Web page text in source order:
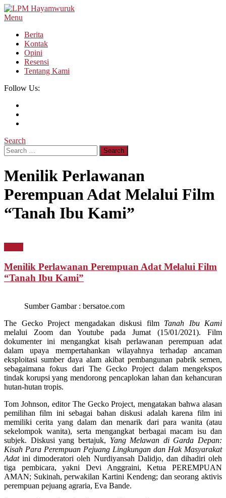
Skip
To
Menu
Berita
Kontak
Opini
Resensi
Tentang Kami
Follow Us:
Search
Search
for:
Menilik Perlawanan
Perempuan Adat Melalui Film
“Tanah Ibu Kami”
Menilik Perlawanan Perempuan Adat Melalui Film
“Tanah Ibu Kami”
Sumber Gambar : bersatoe.com
The Gecko Project mengadakan diskusi film Tanah Ibu Kami
melalui Zoom dan Youtube pada Jumat (15/01/2021). Film
dokumenter ini mengangkat kisah perlawanan perempuan adat
dalam upaya mempertahankan wilayahnya terhadap ancaman
eksploitasi sumber daya alam akibat pembangunan pabrik semen,
sebagaimana fokus dari The Gecko Project dalam mengekspos
tindak korupsi yang mendorong pencaplokan lahan dan kehancuran
hutan-hutan tropis.
Tom Johnson, editor The Gecko Project, mengatakan bahwa alasan
pemilihan film ini sebagai bahan diskusi adalah karena film ini
memiliki cerita yang dalam dan menarik dari para wanita (atau
sekelompok wanita), serta mengangkat berbagai macam isu dan
subjek. Diskusi yang bertajuk, Yang Melawan di Garda Depan:
Kisah Para Perempuan Pejuang Lingkungan dan Hak Masyarakat
Adatini dimoderatori oleh Nurdiyansah Dalidjo, dan dihadiri oleh
tiga pembicara, yakni Devi Anggraini, Ketua PEREMPUAN
AMAN; Sukinah, perwakilan Kartini Kendeng; dan seorang aktivis
perempuan pejuang agraria, Eva Bande.